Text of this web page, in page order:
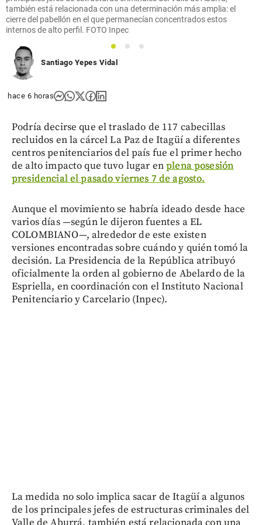
también está relacionada con una determinación más amplia: el
cierre del pabellón en el que permanecían concentrados estos
internos de alto perfil. FOTO Inpec
1 2
3
Santiago Yepes Vidal
hace 6 horas
Podría decirse que el traslado de 117 cabecillas
recluidos en la cárcel La Paz de Itagüí a diferentes
centros penitenciarios del país fue el primer hecho
de alto impacto que tuvo lugar enplena posesión
presidencial el pasado viernes 7 de agosto.
Aunque el movimiento se habría ideado desde hace
varios días —según le dijeron fuentes a EL
COLOMBIANO—, alrededor de este existen
versiones encontradas sobre cuándo y quién tomó la
decisión. La Presidencia de la República atribuyó
oficialmente la orden al gobierno de Abelardo de la
Espriella, en coordinación con el Instituto Nacional
Penitenciario y Carcelario (Inpec).
La medida no solo implica sacar de Itagüí a algunos
de los principales jefes de estructuras criminales del